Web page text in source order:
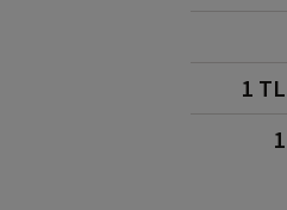
1 TL
1